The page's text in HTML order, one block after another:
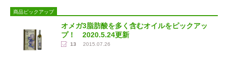
商品ピックアップ
オメガ3脂肪酸を多く含むオイルをピックアッ
プ！ 2020.5.24更新
13 2015.07.26